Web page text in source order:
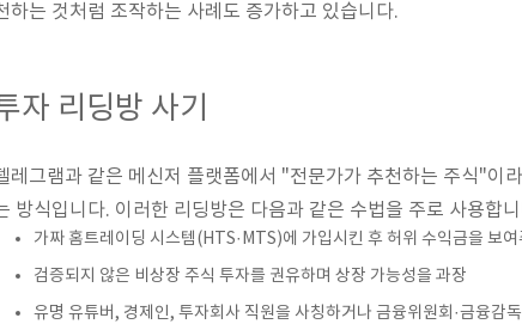
하는 것처럼 조작하는 사례도 증가하고 있습니다.
자 리딩방 사기
레그램과 같은 메신저 플랫폼에서 "전문가가 추천하는 주식"이
방식입니다. 이러한 리딩방은 다음과 같은 수법을 주로 사용합
가짜 홈트레이딩 시스템(HTS·MTS)에 가입시킨 후 허위 수익금을 보
검증되지 않은 비상장 주식 투자를 권유하며 상장 가능성을 과장
유명 유튜버, 경제인, 투자회사 직원을 사칭하거나 금융위원회·금융감